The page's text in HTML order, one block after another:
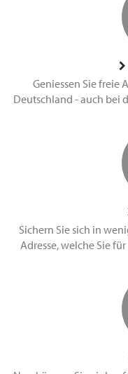
Geniessen Sie freie
Deutschland - auch bei
Sichern Sie sich in
Adresse, welche Sie